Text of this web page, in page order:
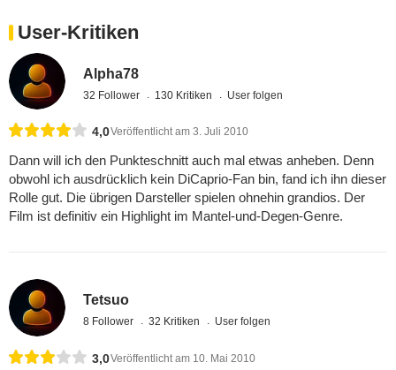
User-Kritiken
Alpha78
32 Follower 130 Kritiken User folgen
4,0Veröffentlicht am 3. Juli 2010
Dann will ich den Punkteschnitt auch mal etwas anheben. Denn
obwohl ich ausdrücklich kein DiCaprio-Fan bin, fand ich ihn dieser
Rolle gut. Die übrigen Darsteller spielen ohnehin grandios. Der
Film ist definitiv ein Highlight im Mantel-und-Degen-Genre.
Tetsuo
8 Follower 32 Kritiken User folgen
3,0Veröffentlicht am 10. Mai 2010